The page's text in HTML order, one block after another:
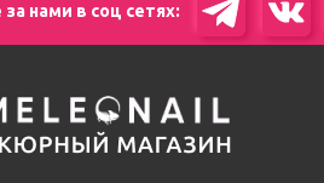
нами в соц сетях: